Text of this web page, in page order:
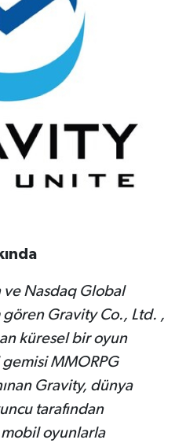
Nasdaq Global
Gravity Co., Ltd. ,
küresel bir oyun
MMORPG
Gravity, dünya
tarafından
oyunlarla